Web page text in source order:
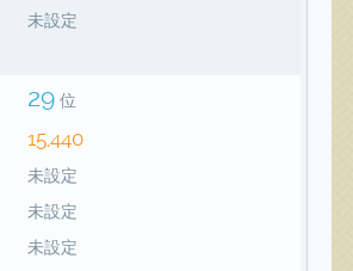
未設定
29 位
15,440
未設定
未設定
未設定